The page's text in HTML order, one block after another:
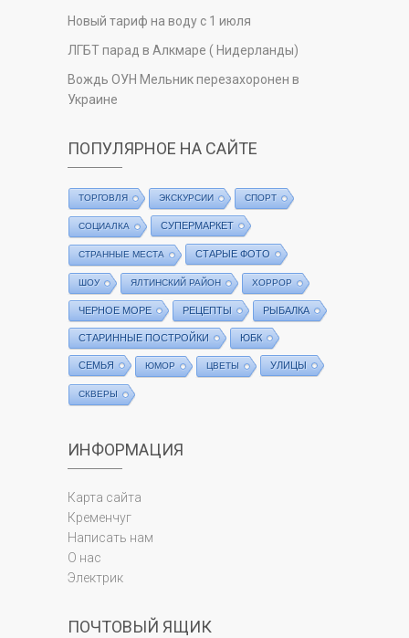
Новый тариф на воду с 1 июля
ЛГБТ парад в Алкмаре ( Нидерланды)
Вождь ОУН Мельник перезахоронен в
Украине
ПОПУЛЯРНОЕ НА САЙТЕ
ТОРГОВЛЯ ЭКСКУРСИИ СПОРТ
СОЦИАЛКА СУПЕРМАРКЕТ
СТРАННЫЕ МЕСТА СТАРЫЕ ФОТО
ШОУ ЯЛТИНСКИЙ РАЙОН ХОРРОР
ЧЕРНОЕ МОРЕ РЕЦЕПТЫ РЫБАЛКА
СТАРИННЫЕ ПОСТРОЙКИ ЮБК
СЕМЬЯ ЮМОР ЦВЕТЫ УЛИЦЫ
СКВЕРЫ
ИНФОРМАЦИЯ
Карта сайта
Кременчуг
Написать нам
О нас
Электрик
ПОЧТОВЫЙ ЯЩИК